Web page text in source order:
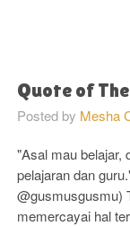
Quote of
Posted by Mesha
"Asal mau belajar,
pelajaran dan
@gusmusgusmu)
memercayai hal